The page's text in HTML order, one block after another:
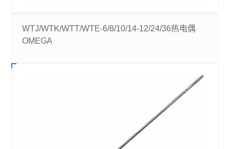
WTJ/WTK/WTT/WTE-6/8/10/14-12/24/36热电偶
OMEGA